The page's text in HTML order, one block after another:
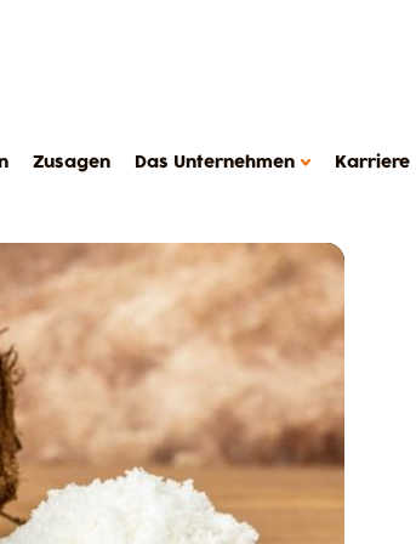
Zusagen Das Unternehmen
DAS METAROM UNTERNEHMEN
Das Unternehmen
FAQ
Kontakt
Metarom.com
Karriere